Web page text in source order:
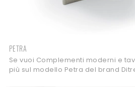
PETRA
Se vuoi Complementi moderni e
più sul modello Petra del brand